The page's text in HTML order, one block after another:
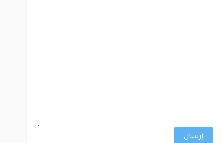
إرسال